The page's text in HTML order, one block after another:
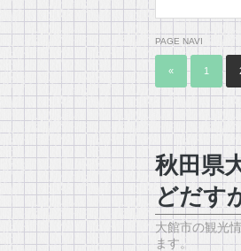
PAGE NAVI
« 1
秋田県
どだす
大館市の観光
ます。